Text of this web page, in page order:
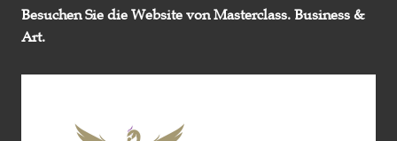
Besuchen Sie die Website von Masterclass. Business &
Art.